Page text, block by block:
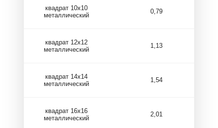
квадрат 10х10
металлический
0,79
квадрат 12х12
металлический
1,13
квадрат 14х14
металлический
1,54
квадрат 16х16
металлический
2,01